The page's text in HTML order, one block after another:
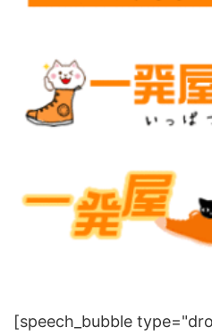
[speech_bubble